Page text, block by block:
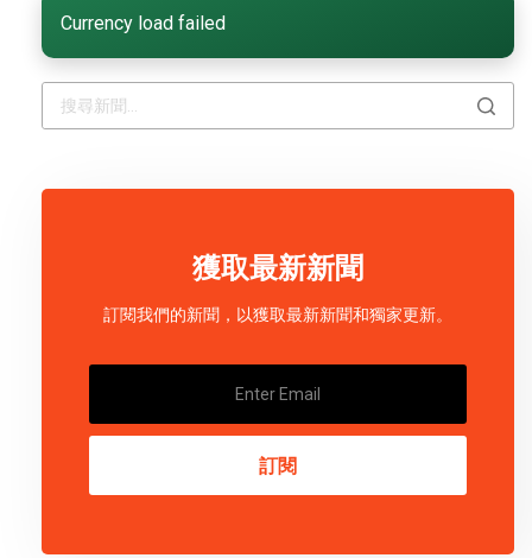
Currency load failed
獲取最新新聞
訂閱我們的新聞，以獲取最新新聞和獨家更新。
訂閱